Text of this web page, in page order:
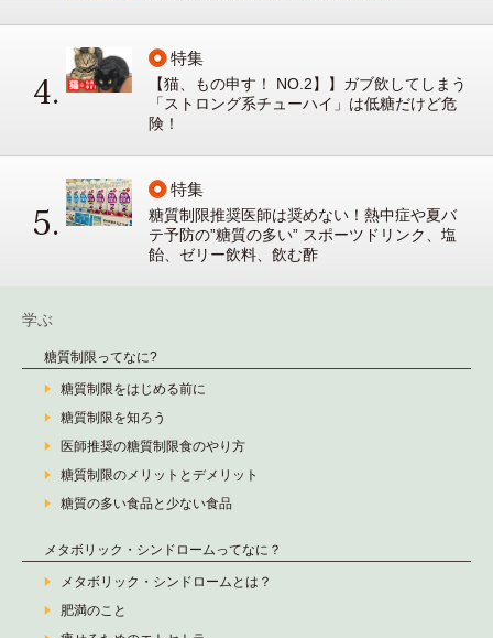
特集
【猫、もの申す！ NO.2】】ガブ飲してしまう
「ストロング系チューハイ」は低糖だけど危
険！
特集
糖質制限推奨医師は奨めない！熱中症や夏バ
テ予防の”糖質の多い” スポーツドリンク、塩
飴、ゼリー飲料、飲む酢
学ぶ
糖質制限ってなに?
糖質制限をはじめる前に
糖質制限を知ろう
医師推奨の糖質制限食のやり方
糖質制限のメリットとデメリット
糖質の多い食品と少ない食品
メタボリック・シンドロームってなに？
メタボリック・シンドロームとは？
肥満のこと